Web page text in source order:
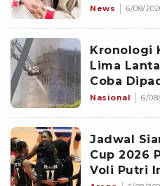
Terdekat
News 6/08/
Kronologi
Lima
Coba
Nasional 6/
Jadwal
Cup 2026
Voli Putri